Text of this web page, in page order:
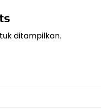
ditampilkan.